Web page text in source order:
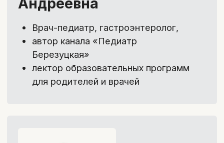
специальностям, коммуникативным и
карьеры
Обучение по международным
стандартам
Прикладные, современные и